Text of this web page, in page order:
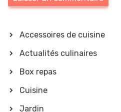
Accessoires de cuisine
Actualités culinaires
Box repas
Cuisine
Jardin